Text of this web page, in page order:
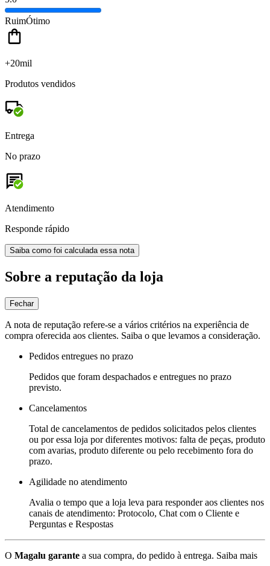
RuimÓtimo
+20mil
Produtos vendidos
Entrega
No prazo
Atendimento
Responde rápido
Saiba como foi calculada essa nota
Sobre a reputação da loja
Fechar
A nota de reputação refere-se a vários critérios na experiência de
compra oferecida aos clientes. Saiba o que levamos a consideração.
Pedidos entregues no prazo
Pedidos que foram despachados e entregues no prazo
previsto.
Cancelamentos
Total de cancelamentos de pedidos solicitados pelos clientes
ou por essa loja por diferentes motivos: falta de peças, produto
com avarias, produto diferente ou pelo recebimento fora do
prazo.
Agilidade no atendimento
Avalia o tempo que a loja leva para responder aos clientes nos
canais de atendimento: Protocolo, Chat com o Cliente e
Perguntas e Respostas
O Magalu garante a sua compra, do pedido à entrega. Saiba mais